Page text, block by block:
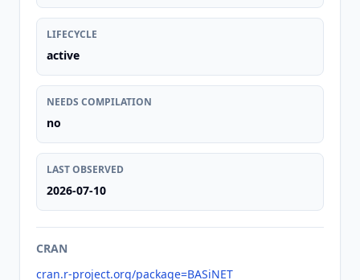
LIFECYCLE
active
NEEDS COMPILATION
no
LAST OBSERVED
2026-07-10
CRAN
cran.r-project.org/package=BASiNET